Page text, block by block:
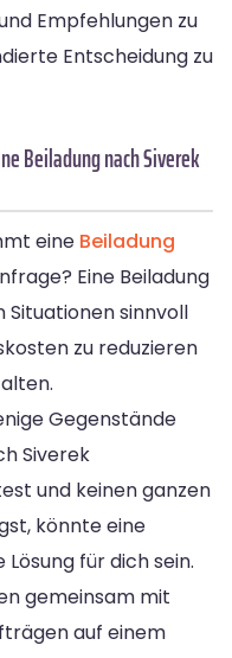
Empfehlungen zu
Entscheidung zu
Beiladung nach Siverek
eine Beiladung
Eine Beiladung
Situationen sinnvoll
zu reduzieren
Gegenstände
Siverek
und keinen ganzen
könnte eine
für dich sein.
gemeinsam mit
auf einem